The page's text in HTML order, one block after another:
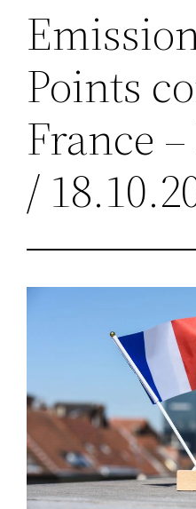
Points
France
/